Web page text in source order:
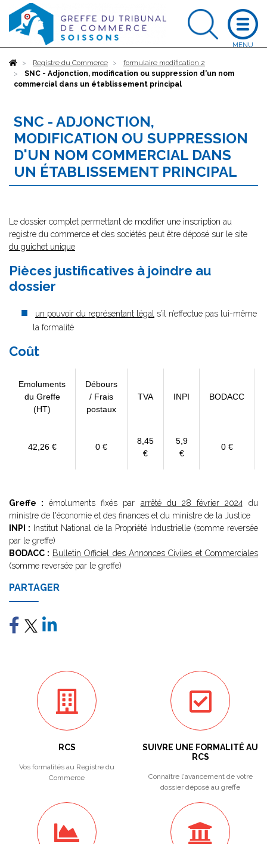
AccueilRegistre du Commerce
formulaire modification 2
SNC - Adjonction, modification ou suppression d'un nom
commercial dans un établissement principal
SNC - ADJONCTION,
MODIFICATION OU SUPPRESSION
D'UN NOM COMMERCIAL DANS
UN ÉTABLISSEMENT PRINCIPAL
Le dossier complet permettant de modifier une inscription au
registre du commerce et des sociétés peut être déposé sur le site
du guichet unique
Pièces justificatives à joindre au
dossier
un pouvoir du représentant légal s’il n’effectue pas lui-même
la formalité
Coût
Emoluments
du Greffe
(HT)
Débours
/ Frais
postaux
TVA INPI BODACC
42,26 € 0 €
8,45
€
5,9
€
0 €
Greffe : émoluments fixés par arrêté du 28 février 2024 du
ministre de l'économie et des finances et du ministre de la Justice
INPI : Institut National de la Propriété Industrielle (somme reversée
par le greffe)
BODACC : Bulletin Officiel des Annonces Civiles et Commerciales
(somme reversée par le greffe)
PARTAGER
RCS
Vos formalités au Registre du
Commerce
SUIVRE UNE FORMALITÉ AU
RCS
Connaître l'avancement de votre
dossier déposé au greffe